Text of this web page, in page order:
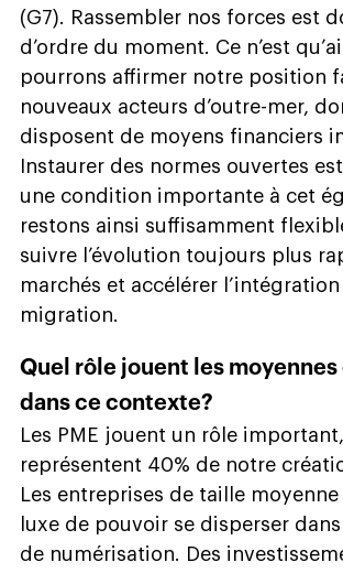
(G7). Rassembler nos forces est
d’ordre du moment. Ce n’est
pourrons affirmer notre position
nouveaux acteurs d’outre-mer,
disposent de moyens financiers
Instaurer des normes ouvertes
une condition importante à cet
restons ainsi suffisamment
suivre l’évolution toujours plus
marchés et accélérer
migration.
Quel rôle jouent les
dans ce contexte?
Les PME jouent un rôle
représentent 40% de notre
Les entreprises de taille moyenne
luxe de pouvoir se disperser
de numérisation. Des